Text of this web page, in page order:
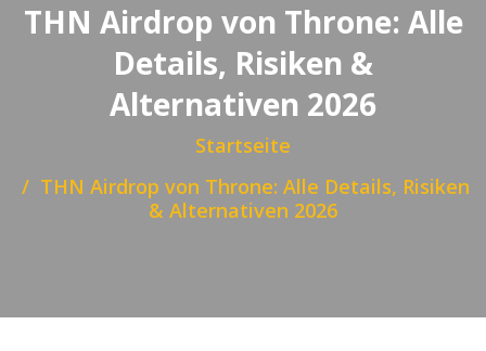
THN Airdrop von Throne: Alle
Details, Risiken &
Alternativen 2026
Startseite
THN Airdrop von Throne: Alle Details, Risiken
& Alternativen 2026